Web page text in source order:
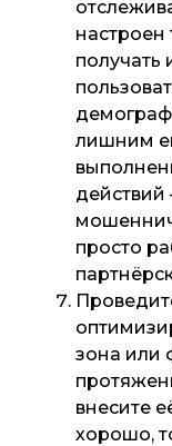
настроен
лишним
действий
просто
зона или
внесите
хорошо,